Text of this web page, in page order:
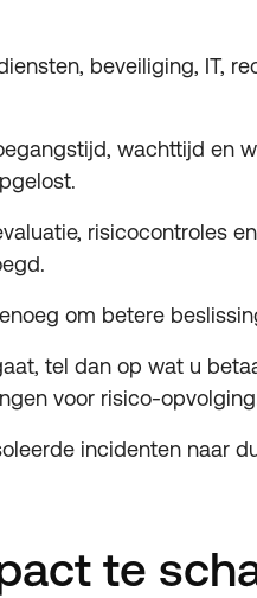
beveiliging, IT,
wachttijd en
risicocontroles
om betere
tel dan op wat u
voor risico-
incidenten naar
te